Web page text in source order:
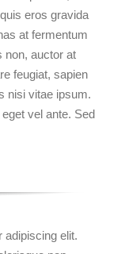
eros gravida
at fermentum
non, auctor at
feugiat, sapien
nisi vitae ipsum.
vel ante. Sed
adipiscing elit.